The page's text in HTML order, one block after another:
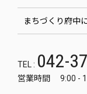
まちづくり府中
TEL : 042-
営業時間 9:00 -